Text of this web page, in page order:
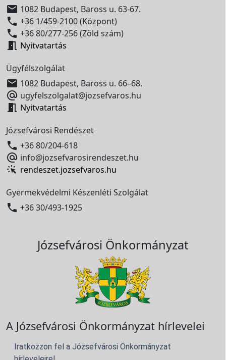
 1082 Budapest, Baross u. 63-67.
 +36 1/459-2100 (Központ)
 +36 80/277-256 (Zöld szám)
 Nyitvatartás
Ügyfélszolgálat
 1082 Budapest, Baross u. 66–68.
 ugyfelszolgalat@jozsefvaros.hu
 Nyitvatartás
Józsefvárosi Rendészet
 +36 80/204-618
 info@jozsefvarosirendeszet.hu
rendeszet.jozsefvaros.hu
Gyermekvédelmi Készenléti Szolgálat
 +36 30/493-1925
Józsefvárosi Önkormányzat
A Józsefvárosi Önkormányzat hírlevelei
Iratkozzon fel a Józsefvárosi Önkormányzat